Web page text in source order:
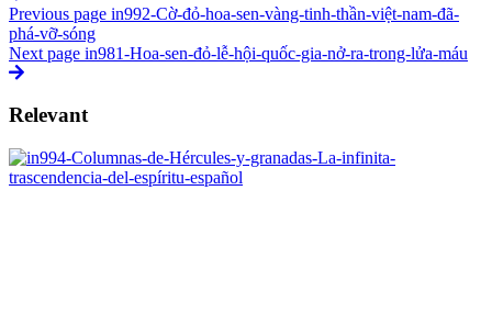
Previous page in992-Cờ-đỏ-hoa-sen-vàng-tinh-thần-việt-nam-đã-
phá-vỡ-sóng
Next page in981-Hoa-sen-đỏ-lễ-hội-quốc-gia-nở-ra-trong-lửa-máu
Relevant